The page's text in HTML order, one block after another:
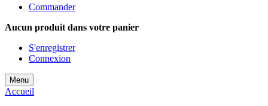
Commander
Aucun produit dans votre panier
S'enregistrer
Connexion
Menu
Accueil